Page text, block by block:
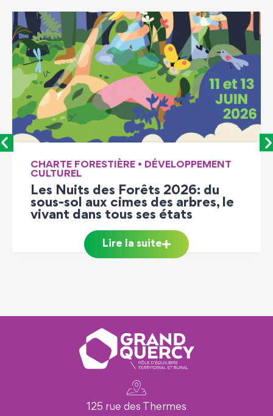
CHARTE FORESTIÈRE • DÉVELOPPEMENT
CULTUREL
Les Nuits des Forêts 2026: du
sous-sol aux cimes des arbres, le
vivant dans tous ses états
Lire la suite
125 rue des Thermes